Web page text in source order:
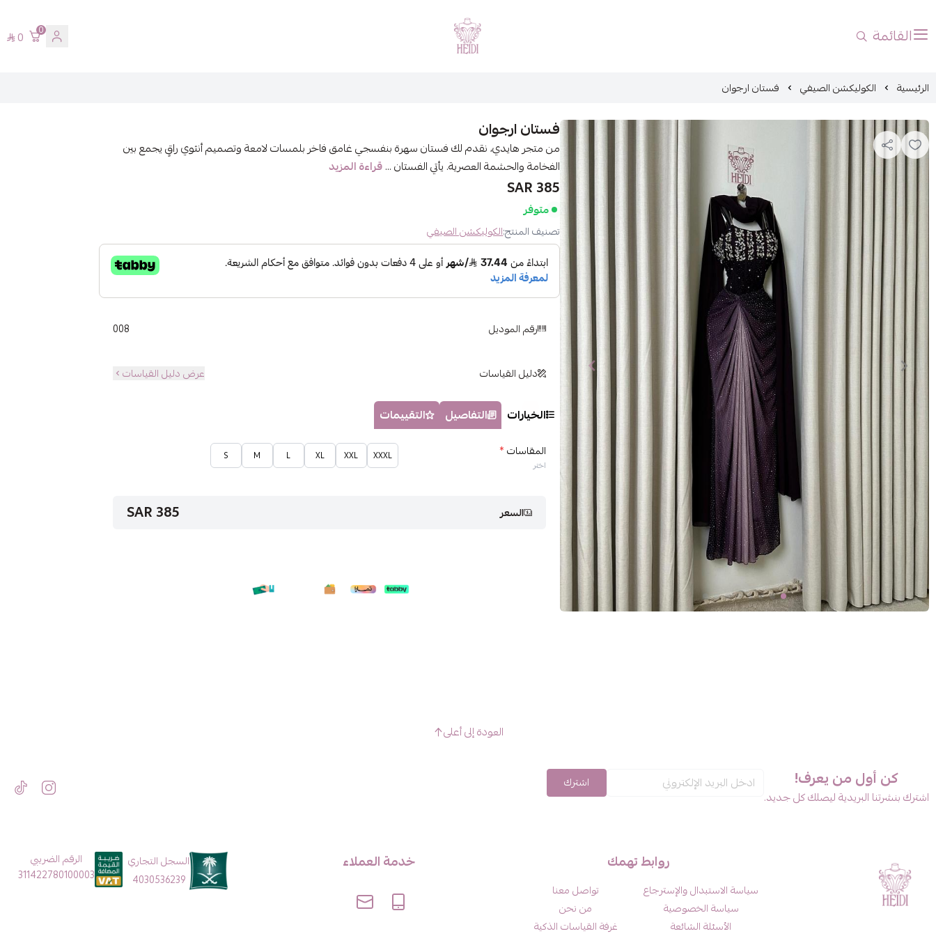
القائمة هايدي فاشن
0
0
الرئيسية الكوليكشن الصيفي فستان ارجوان
فستان ارجوان
من متجر هايدي، نقدم لك فستان سهرة بنفسجي غامق فاخر بلمسات لامعة وتصميم أنثوي راقٍ يجمع بين
الفخامة والحشمة العصرية. يأتي الفستان ...قراءة المزيد
385 SAR
متوفر
تصنيف المنتج:الكوليكشن الصيفي
رقم الموديل 008
دليل القياسات عرض دليل القياسات
الخيارات التفاصيل التقييمات
المقاسات*
اختر
XXXL
XXL
XL
L
M
S
السعر 385 SAR
العودة إلى أعلى
كن أول من يعرف!
اشترك بنشرتنا البريدية ليصلك كل جديد.
اشترك
روابط تهمك
سياسة الاستبدال والإسترجاع
سياسة الخصوصية
الأسئلة الشائعة
تواصل معنا
من نحن
غرفة القياسات الذكية
خدمة العملاء
السجل التجاري
4030536239
الرقم الضريبي
311422780100003